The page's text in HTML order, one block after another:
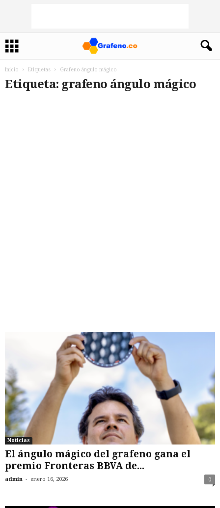
Inicio Etiquetas Grafeno ángulo mágico
Etiqueta: grafeno ángulo mágico
Noticias
El ángulo mágico del grafeno gana el
premio Fronteras BBVA de...
admin - enero 16, 2026 0